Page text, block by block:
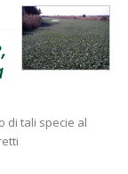
di tali specie al